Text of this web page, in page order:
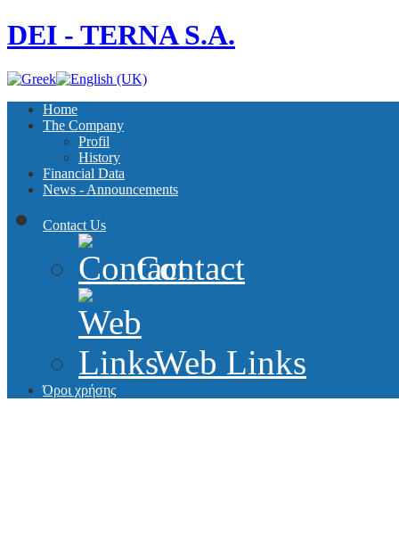
DEI - TERNA S.A.
Home
The Company
Profil
History
Financial Data
News - Announcements
Contact Us
Contact
Web Links
Όροι χρήσης